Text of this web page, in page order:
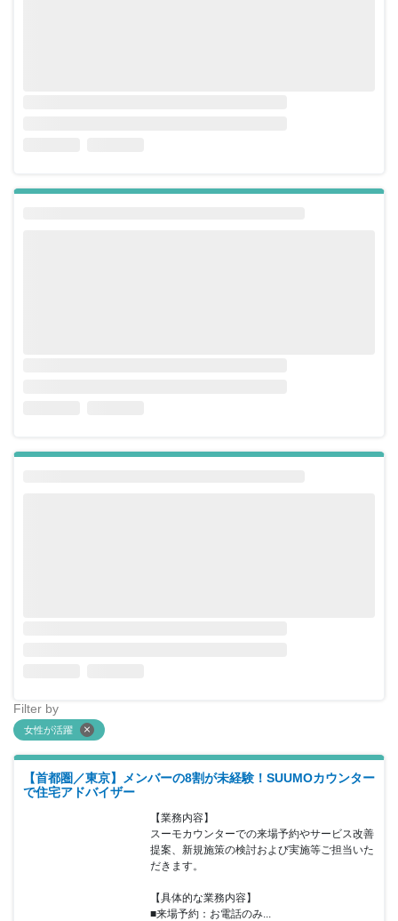
Filter by
女性が活躍
【首都圏／東京】メンバーの8割が未経験！SUUMOカウンター
で住宅アドバイザー
【業務内容】
スーモカウンターでの来場予約やサービス改善
提案、新規施策の検討および実施等ご担当いた
だきます。
【具体的な業務内容】
■来場予約：お電話のみ...